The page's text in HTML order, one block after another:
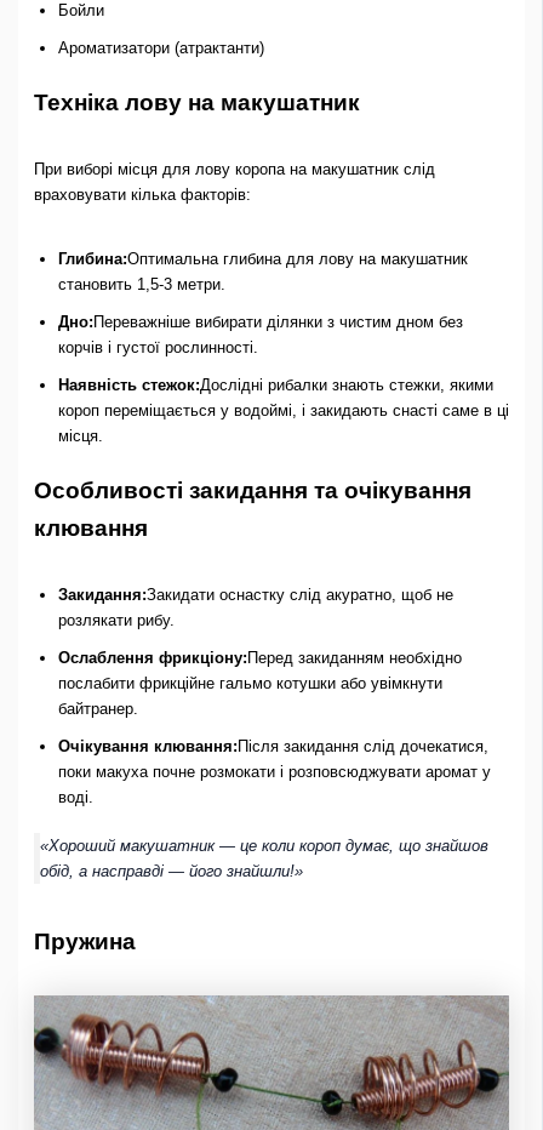
Бойли
Ароматизатори (атрактанти)
Техніка лову на макушатник
При виборі місця для лову коропа на макушатник слід
враховувати кілька факторів:
Глибина:Оптимальна глибина для лову на макушатник
становить 1,5-3 метри.
Дно: Переважніше вибирати ділянки з чистим дном без
корчів і густої рослинності.
Наявність стежок:Дослідні рибалки знають стежки, якими
короп переміщається у водоймі, і закидають снасті саме в ці
місця.
Особливості закидання та очікування
клювання
Закидання:Закидати оснастку слід акуратно, щоб не
розлякати рибу.
Ослаблення фрикціону: Перед закиданням необхідно
послабити фрикційне гальмо котушки або увімкнути
байтранер.
Очікування клювання: Після закидання слід дочекатися,
поки макуха почне розмокати і розповсюджувати аромат у
воді.
«Хороший макушатник — це коли короп думає, що знайшов
обід, а насправді — його знайшли!»
Пружина